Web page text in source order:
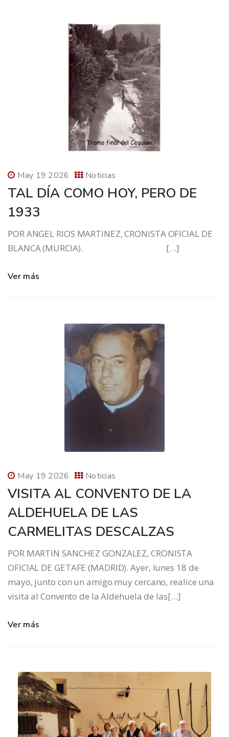
May 19 2026 Noticias
TAL DÍA COMO HOY, PERO DE
1933
POR ANGEL RIOS MARTINEZ, CRONISTA OFICIAL DE
BLANCA (MURCIA). […]
Ver más
May 19 2026 Noticias
VISITA AL CONVENTO DE LA
ALDEHUELA DE LAS
CARMELITAS DESCALZAS
POR MARTIN SANCHEZ GONZALEZ, CRONISTA
OFICIAL DE GETAFE (MADRID). Ayer, lunes 18 de
mayo, junto con un amigo muy cercano, realice una
visita al Convento de la Aldehuela de las[…]
Ver más